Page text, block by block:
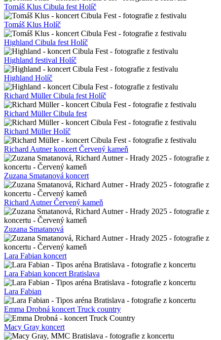
Tomáš Klus Cibula fest Holíč
Tomáš Klus Holíč
Highland Cibula fest Holíč
Highland festival Holíč
Highland Holíč
Richard Müller Cibula fest Holíč
Richard Müller Cibula fest
Richard Müller Holíč
Richard Autner koncert Červený kameň
Zuzana Smatanová koncert
Richard Autner Červený kameň
Zuzana Smatanová
Lara Fabian koncert
Lara Fabian koncert Bratislava
Lara Fabian
Emma Drobná koncert Truck country
Macy Gray koncert